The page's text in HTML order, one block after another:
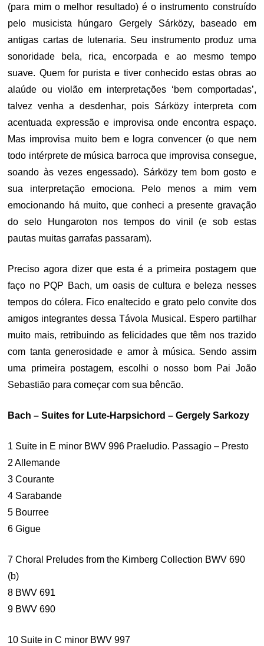
(para mim o melhor resultado) é o instrumento construído
pelo musicista húngaro Gergely Sárközy, baseado em
antigas cartas de lutenaria. Seu instrumento produz uma
sonoridade bela, rica, encorpada e ao mesmo tempo
suave. Quem for purista e tiver conhecido estas obras ao
alaúde ou violão em interpretações ‘bem comportadas’,
talvez venha a desdenhar, pois Sárközy interpreta com
acentuada expressão e improvisa onde encontra espaço.
Mas improvisa muito bem e logra convencer (o que nem
todo intérprete de música barroca que improvisa consegue,
soando às vezes engessado). Sárközy tem bom gosto e
sua interpretação emociona. Pelo menos a mim vem
emocionando há muito, que conheci a presente gravação
do selo Hungaroton nos tempos do vinil (e sob estas
pautas muitas garrafas passaram).
Preciso agora dizer que esta é a primeira postagem que
faço no PQP Bach, um oasis de cultura e beleza nesses
tempos do cólera. Fico enaltecido e grato pelo convite dos
amigos integrantes dessa Távola Musical. Espero partilhar
muito mais, retribuindo as felicidades que têm nos trazido
com tanta generosidade e amor à música. Sendo assim
uma primeira postagem, escolhi o nosso bom Pai João
Sebastião para começar com sua bêncão.
Bach – Suites for Lute-Harpsichord – Gergely Sarkozy
1 Suite in E minor BWV 996 Praeludio. Passagio – Presto
2 Allemande
3 Courante
4 Sarabande
5 Bourree
6 Gigue
7 Choral Preludes from the Kirnberg Collection BWV 690
(b)
8 BWV 691
9 BWV 690
10 Suite in C minor BWV 997